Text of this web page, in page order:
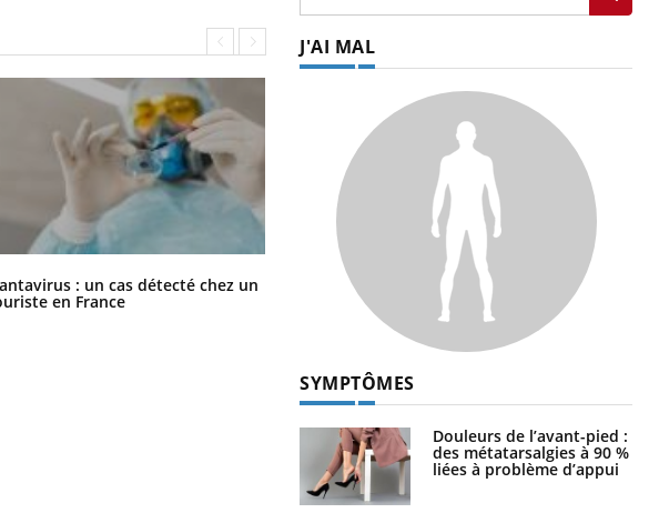
: un cas détecté chez un
en France
Mortalité infantile : un rapport
s’interroge sur son taux élevé en
J'AI MAL
SYMPTÔMES
Douleurs de l’avant-pied :
des métatarsalgies à 90 %
liées à problème d’appui